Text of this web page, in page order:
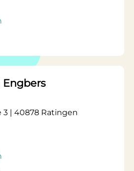
3 | 40878 Ratingen